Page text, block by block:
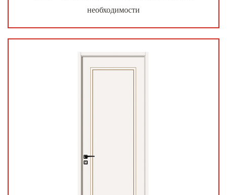
необходимости